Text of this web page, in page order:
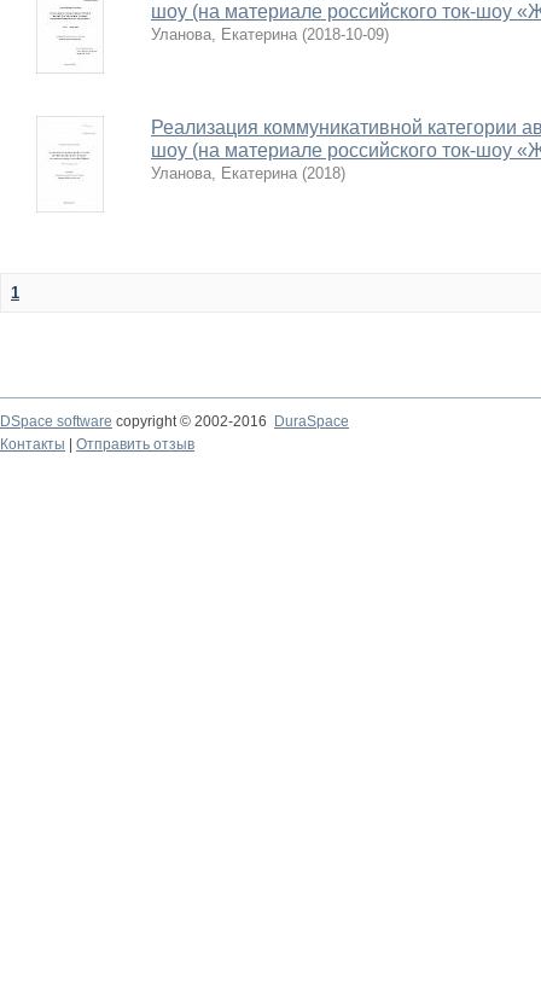
шоу (на материале российского ток-шоу
Уланова, Екатерина (2018-10-09)
Реализация коммуникативной категории
шоу (на материале российского ток-шоу
Уланова, Екатерина (2018)
1
DSpace software copyright © 2002-2016
DuraSpace
Контакты
Отправить отзыв